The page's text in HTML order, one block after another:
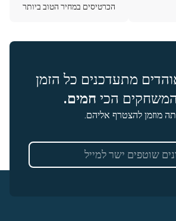
הכרטיסים במחיר הטוב ביותר
מתעדכנים כל הזמן
המשחקים הכי חמים.
מוזמן להצטרף אליהם.